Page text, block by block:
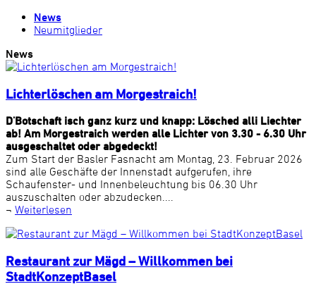
News
Neumitglieder
News
Lichterlöschen am Morgestraich!
D'Botschaft isch ganz kurz und knapp: Lösched alli Liechter
ab! Am Morgestraich werden alle Lichter von 3.30 - 6.30 Uhr
ausgeschaltet oder abgedeckt!
Zum Start der Basler Fasnacht am Montag, 23. Februar 2026
sind alle Geschäfte der Innenstadt aufgerufen, ihre
Schaufenster- und Innenbeleuchtung bis 06.30 Uhr
auszuschalten oder abzudecken....
¬ Weiterlesen
Restaurant zur Mägd – Willkommen bei
StadtKonzeptBasel